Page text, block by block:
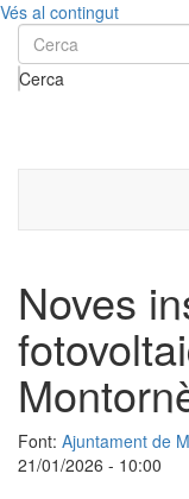
Vés al contingut
Cerca
Noves
Font: Ajuntament de
21/01/2026 - 10:00